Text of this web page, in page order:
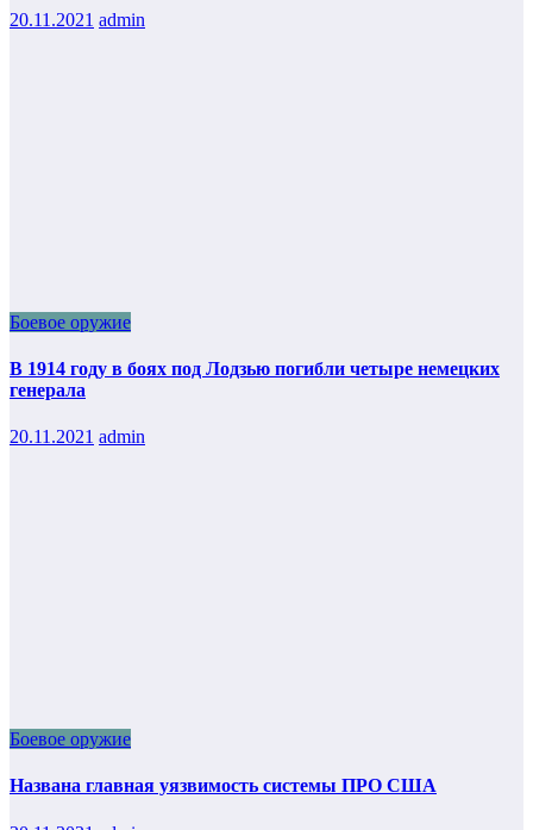
20.11.2021 admin
Боевое оружие
В 1914 году в боях под Лодзью погибли четыре немецких
генерала
20.11.2021 admin
Боевое оружие
Названа главная уязвимость системы ПРО США